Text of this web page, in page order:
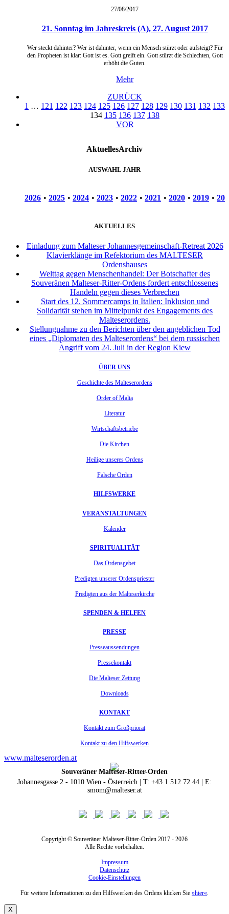
27/08/2017
21. Sonntag im Jahreskreis (A), 27. August 2017
Wer steckt dahinter? Wer ist dahinter, wenn ein Mensch stürzt oder aufsteigt? Für
den Propheten ist klar: Gott ist es. Gott greift ein. Gott stürzt die Schlechten, Gott
erhöht die Guten.
Mehr
ZURÜCK
1 … 121 122 123 124 125 126 127 128 129 130 131 132 133
134 135 136 137 138
VOR
AktuellesArchiv
AUSWAHL JAHR
2026 • 2025 • 2024 • 2023 • 2022 • 2021 • 2020 • 2019 •
AKTUELLES
Einladung zum Malteser Johannesgemeinschaft-Retreat 2026
Klavierklänge im Refektorium des MALTESER
Ordenshauses
Welttag gegen Menschenhandel: Der Botschafter des
Souveränen Malteser-Ritter-Ordens fordert entschlossenes
Handeln gegen dieses Verbrechen
Start des 12. Sommercamps in Italien: Inklusion und
Solidarität stehen im Mittelpunkt des Engagements des
Malteserordens.
Stellungnahme zu den Berichten über den angeblichen Tod
eines „Diplomaten des Malteserordens“ bei dem russischen
Angriff vom 24. Juli in der Region Kiew
ÜBER UNS
Geschichte des Malteserordens
Order of Malta
Literatur
Wirtschaftsbetriebe
Die Kirchen
Heilige unseres Ordens
Falsche Orden
HILFSWERKE
VERANSTALTUNGEN
Kalender
SPIRITUALITÄT
Das Ordensgebet
Predigten unserer Ordenspriester
Predigten aus der Malteserkirche
SPENDEN & HELFEN
PRESSE
Presseaussendungen
Pressekontakt
Die Malteser Zeitung
Downloads
KONTAKT
Kontakt zum Großpriorat
Kontakt zu den Hilfswerken
www.malteserorden.at
Souveräner Malteser-Ritter-Orden
Johannesgasse 2 - 1010 Wien - Österreich | T: +43 1 512 72 44 | E:
smom@malteser.at
Copyright © Souveräner Malteser-Ritter-Orden 2017 - 2026
Alle Rechte vorbehalten.
Impressum
Datenschutz
Cookie-Einstellungen
Für weitere Informationen zu den Hilfswerken des Ordens klicken Sie »hier«
X